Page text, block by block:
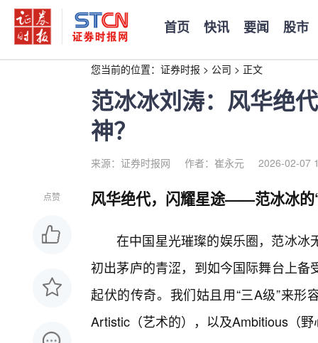
首页 快讯 要闻 股市
您当前的位置： 证券时报 > 公司 > 正文
范冰冰刘涛：风华绝
神？
来源：证券时报网 作者：崔永元 2026-02-07
点赞 风华绝代，闪耀星途——范冰冰的
在中国星光璀璨的娱乐圈，范冰冰
初出茅庐的青涩，到如今国际舞台上
起伏的传奇。我们姑且用“三A级”来形
Artistic（艺术的），以及Ambitious（野